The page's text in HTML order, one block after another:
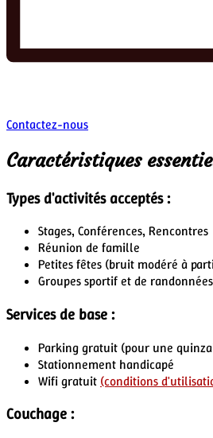
Contactez-nous
Caractéristiques
Types d'activités acceptés :
Stages, Conférences, Rencontres
Réunion de famille
Petites fêtes (bruit modéré à
Groupes sportif et de randonnées
Services de base :
Parking gratuit (pour une
Stationnement handicapé
Wifi gratuit (conditions
Couchage :